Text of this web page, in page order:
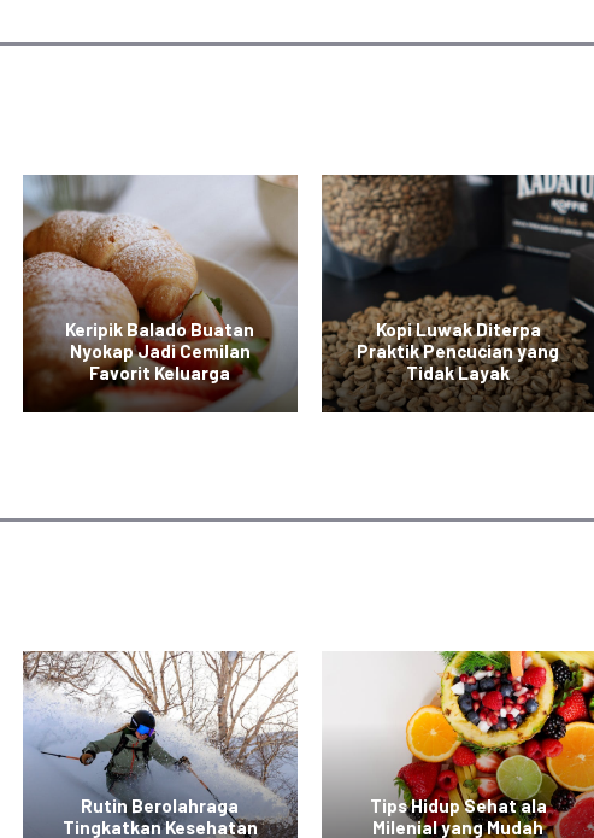
Keripik Balado Buatan
Nyokap Jadi Cemilan
Favorit Keluarga
Kopi Luwak Diterpa
Praktik Pencucian yang
Tidak Layak
Rutin Berolahraga
Tingkatkan Kesehatan
Tips Hidup Sehat ala
Milenial yang Mudah